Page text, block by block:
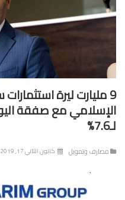
مليارت ليرة استثمارات
مع صفقة اليوم
وتمويل كانون الثاني 17, 2019